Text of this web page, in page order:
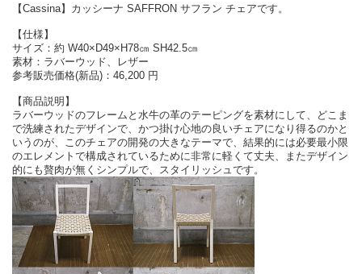
【Cassina】カッシーナ SAFFRON サフラン チェアです。
【仕様】
サイズ：約 W40×D49×H78㎝ SH42.5㎝
素材：ラバーウッド、レザー
参考販売価格(新品)：46,200 円
【商品説明】
ラバーウッドのフレームと水牛の革のテーピングを素材にして、どこま
で洗練されたデザインで、かつ掛け心地の良いチェアになり得るのかと
いうのが、このチェアの開発の大きなテーマで、結果的には必要最小限
のエレメントで構成されているために非常に軽くて丈夫、またデザイン
的にも贅肉が無くシンプルで、スタイリッシュです。